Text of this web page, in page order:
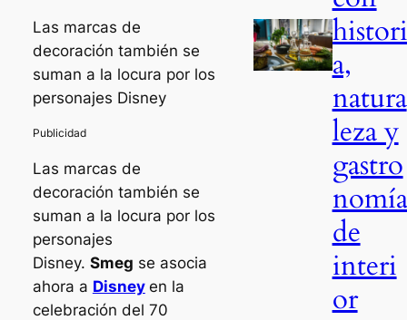
Las marcas de
decoración también se
suman a la locura por los
personajes Disney
Las marcas de
decoración también se
suman a la locura por los
personajes
Disney. Smeg se asocia
ahora a Disney en la
celebración del 70
histori
a,
natura
leza y
gastro
nomía
de
interi
or